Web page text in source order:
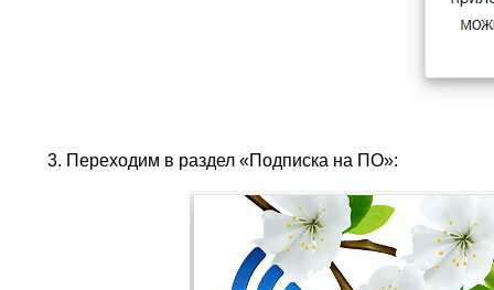
Переходим в раздел «Подписка на ПО»: